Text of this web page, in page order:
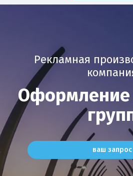
Рекламная
Оформление
ваш запрос